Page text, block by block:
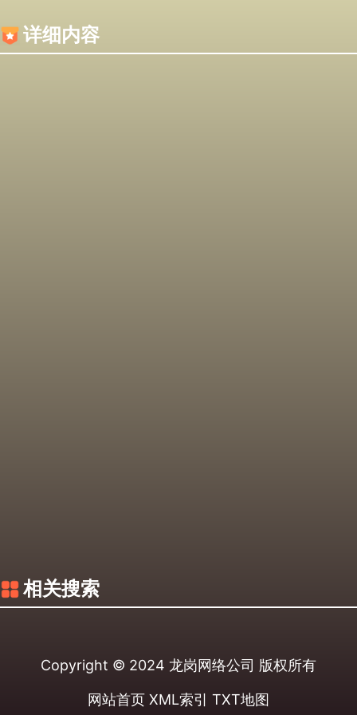
详细内容
相关搜索
Copyright © 2024 龙岗网络公司 版权所有
网站首页 XML索引 TXT地图